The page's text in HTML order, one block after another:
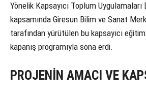
Yönelik Kapsayıcı Toplum
kapsamında Giresun Bilim ve Sanat
tarafından yürütülen bu kapsayıcı
kapanış programıyla sona erdi.
PROJENİN AMACI VE